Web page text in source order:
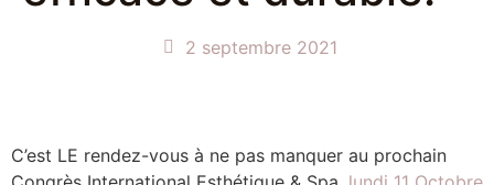
2 septembre 2021
C’est LE rendez-vous à ne pas manquer au prochain